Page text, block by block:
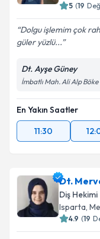
5 (19
Dolgu işlemim çok
güler yüzlü...
Dt. Ayşe Güney
İmbatlı Mah. Ali Alp
En Yakın Saatler
11:30
Dt.
Diş Hekimi
Isparta,
4.9 (19